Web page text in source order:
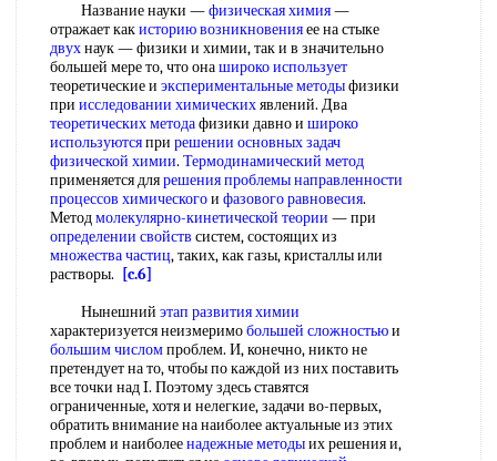
Название науки —физическая химия—
отражает какисторию возникновенияее на стыке
двухнаук — физики и химии, так и в значительно
большей мере то, что онашироко использует
теоретические и экспериментальные методыфизики
при исследовании химическихявлений. Два
теоретических методафизики давно и широко
используютсяпри решении основных задач
физической химии. Термодинамический метод
применяется длярешения проблемынаправленности
процессов химическогои фазового равновесия.
Методмолекулярно-кинетической теории — при
определении свойств систем, состоящих из
множества частиц, таких, как газы, кристаллы или
растворы.
[c.6]
Нынешний этап развития химии
характеризуется неизмеримобольшей сложностьюи
большим числомпроблем. И, конечно, никто не
претендует на то, чтобы по каждой из них поставить
все точки над I. Поэтому здесь ставятся
ограниченные, хотя и нелегкие, задачи во-первых,
обратить внимание на наиболее актуальные из этих
проблем и наиболеенадежные методыих решения и,